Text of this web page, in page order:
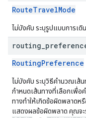
RouteTravelMode
ไม่บังคับ ระบุรูปแบบการเดิ
routing
RoutingPreference
ไม่บังคับ ระบุวิธีคำนวณเส้น
กำหนดเส้นทางที่เลือกเพื่อ
ทางทำให้เกิดข้อผิดพลาดห
แสดงผลข้อผิดพลาด คุณจะ